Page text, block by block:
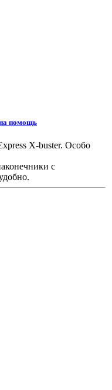
помощь
X-buster. Особо
с